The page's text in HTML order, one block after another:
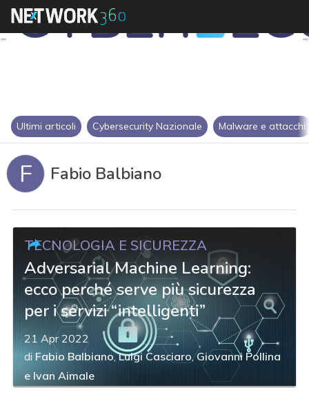
Ultimi articoli Cybersecurity Nazionale Malware e attacchi
F Fabio Balbiano
TECNOLOGIA E SICUREZZA
Adversarial Machine Learning:
ecco perché serve più sicurezza
per i servizi “intelligenti”
21 Apr 2022
di Fabio Balbiano,Luigi Casciaro,Giovanni Pollina
e Ivan Aimale